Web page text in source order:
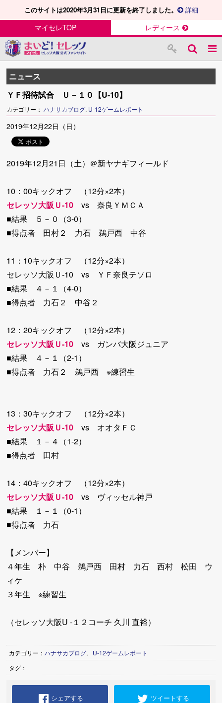
このサイトは2020年3月31日に更新を終了しました。 詳細
マイセレTOP レディース
ニュース
ＹＦ招待試合 Ｕ－１０【U-10】
カテゴリー：ハナサカブログ, U-12ゲームレポート
2019年12月22日（日）
2019年12月21日（土）＠新ヤナギフィールド
10：00キックオフ （12分×2本）
セレッソ大阪Ｕ-10vs 奈良ＹＭＣＡ
■結果 ５－０（3-0）
■得点者 田村２ 力石 鵜戸西 中谷
11：10キックオフ （12分×2本）
セレッソ大阪Ｕ-10 vs ＹＦ奈良テソロ
■結果 ４－１（4-0）
■得点者 力石２ 中谷２
12：20キックオフ （12分×2本）
セレッソ大阪Ｕ-10 vs ガンバ大阪ジュニア
■結果 ４－１（2-1）
■得点者 力石２ 鵜戸西 ※練習生
13：30キックオフ （12分×2本）
セレッソ大阪Ｕ-10 vs オオタＦＣ
■結果 １－４（1-2）
■得点者 田村
14：40キックオフ （12分×2本）
セレッソ大阪Ｕ-10vs ヴィッセル神戸
■結果 １－１（0-1）
■得点者 力石
【メンバー】
４年生 朴 中谷 鵜戸西 田村 力石 西村 松田 ウ
ィケ
３年生 ※練習生
（セレッソ大阪U -１２コーチ 久川 直裕）
カテゴリー：ハナサカブログ,
U-12ゲームレポート
タグ：
シェアする ツイートする